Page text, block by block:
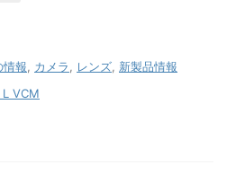
報 カメラ レンズ 新製品情報
L VCM